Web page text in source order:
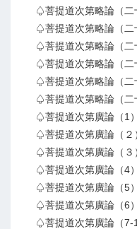
♤菩提道次第略論（二
♤菩提道次第略論（二
♤菩提道次第略論（二
♤菩提道次第略論（二
♤菩提道次第略論（二
♤菩提道次第略論（二
♤菩提道次第廣論（1
♤菩提道次第廣論（２
♤菩提道次第廣論（３
♤菩提道次第廣論（4
♤菩提道次第廣論（5
♤菩提道次第廣論（6
♤菩提道次第廣論（7-